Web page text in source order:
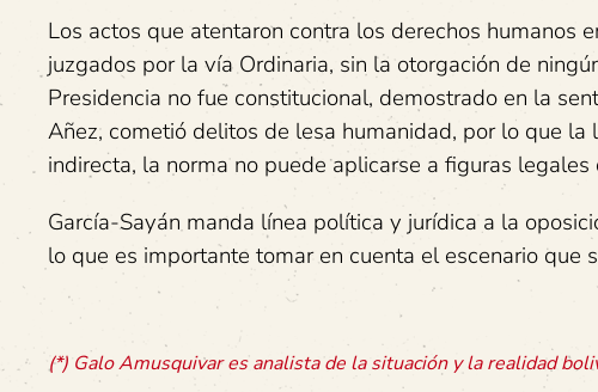
Los actos que atentaron contra los derechos humanos
juzgados por la vía Ordinaria, sin la otorgación de
Presidencia no fue constitucional, demostrado en la
Añez, cometió delitos de lesa humanidad, por lo que
indirecta, la norma no puede aplicarse a figuras
García-Sayán manda línea política y jurídica a la
lo que es importante tomar en cuenta el escenario
(*) Galo Amusquivar es analista de la situación y la realidad